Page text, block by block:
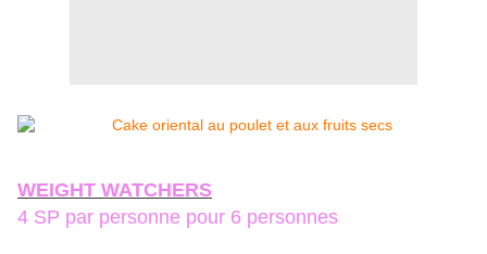
WEIGHT WATCHERS
4 SP par personne pour 6 personnes